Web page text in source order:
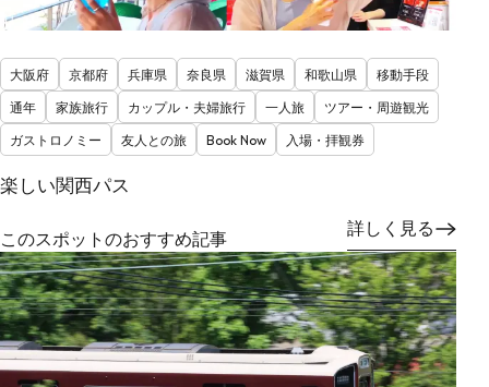
大阪府 京都府 兵庫県 奈良県 滋賀県 和歌山県
移動手段
通年
家族旅行 カップル・夫婦旅行 一人旅
ツアー・周遊観光
ガストロノミー
友人との旅 Book Now 入場・拝観券
楽しい関西パス
詳しく見る
このスポットのおすすめ記事